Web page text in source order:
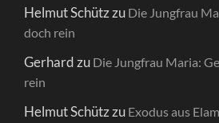
Helmut Schützzu Die Jungfrau
doch rein
Gerhardzu Die Jungfrau Maria:
rein
Helmut Schützzu Exodus aus